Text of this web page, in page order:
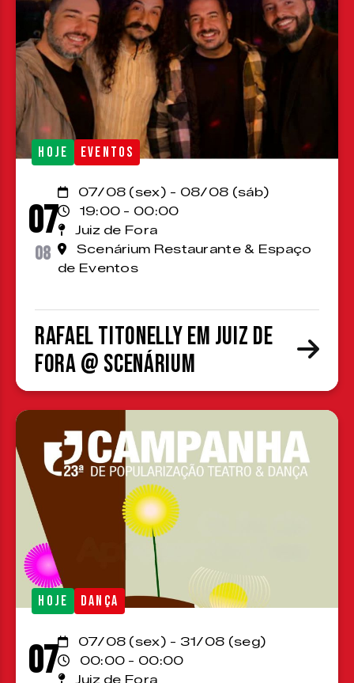
HOJE EVENTOS
07
08
07/08 (sex) - 08/08 (sáb)
19:00 - 00:00
Juiz de Fora
Scenárium Restaurante & Espaço
de Eventos
Rafael Titonelly em Juiz de
Fora @ Scenárium
HOJE DANÇA
07
07/08 (sex) - 31/08 (seg)
00:00 - 00:00
Juiz de Fora